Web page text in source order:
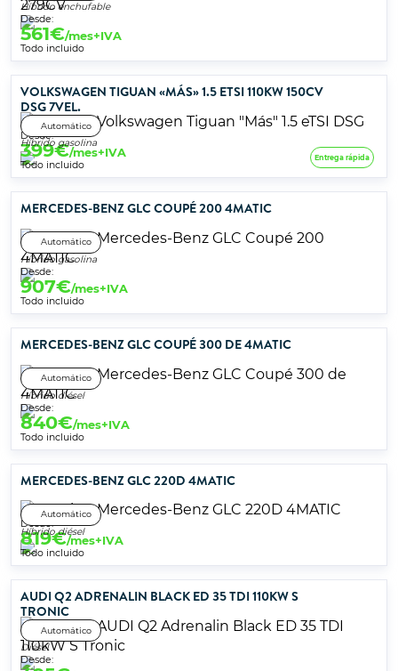
Híbrido enchufable
Desde:
561€/mes+IVA
Todo incluido
VOLKSWAGEN TIGUAN «MÁS» 1.5 ETSI 110KW 150CV
DSG 7VEL.
Automático
Híbrido gasolina
Desde:
399€/mes+IVA
Todo incluido
Entrega rápida
MERCEDES-BENZ GLC COUPÉ 200 4MATIC
Automático
Híbrido gasolina
Desde:
907€/mes+IVA
Todo incluido
MERCEDES-BENZ GLC COUPÉ 300 DE 4MATIC
Automático
Híbrido diésel
Desde:
840€/mes+IVA
Todo incluido
MERCEDES-BENZ GLC 220D 4MATIC
Automático
Híbrido diésel
Desde:
819€/mes+IVA
Todo incluido
AUDI Q2 ADRENALIN BLACK ED 35 TDI 110KW S
TRONIC
Automático
Diésel
Desde: